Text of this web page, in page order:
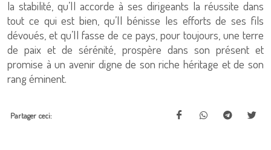
la stabilité, qu’Il accorde à ses dirigeants la réussite dans
tout ce qui est bien, qu’Il bénisse les efforts de ses fils
dévoués, et qu’Il fasse de ce pays, pour toujours, une terre
de paix et de sérénité, prospère dans son présent et
promise à un avenir digne de son riche héritage et de son
rang éminent.
Partager ceci: